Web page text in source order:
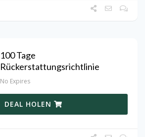
100 Tage
Rückerstattungsrichtlinie
No Expires
DEAL HOLEN